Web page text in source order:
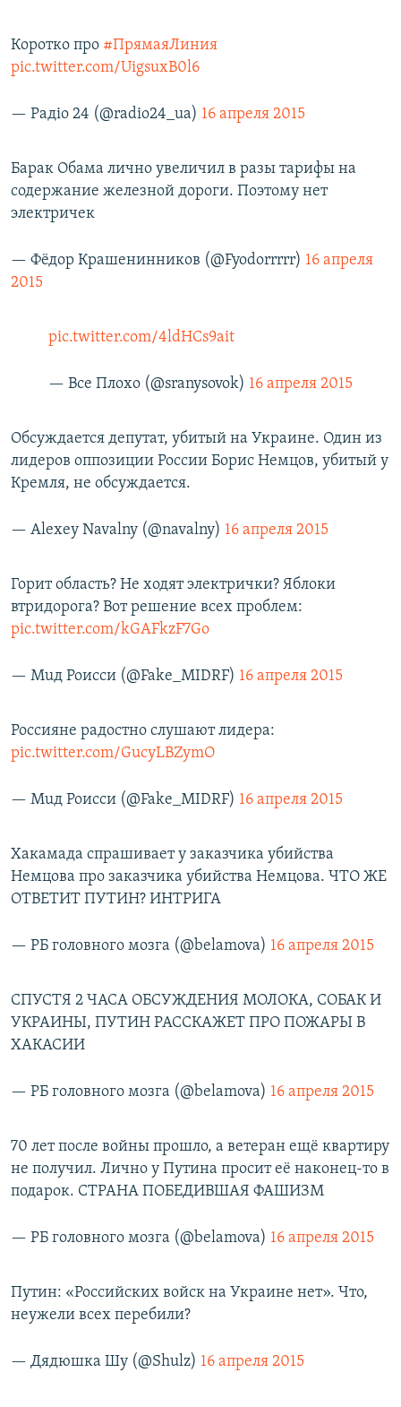
Коротко про #ПрямаяЛиния
pic.twitter.com/UigsuxB0l6
— Радіо 24 (@radio24_ua) 16 апреля 2015
Барак Обама лично увеличил в разы тарифы на
содержание железной дороги. Поэтому нет
электричек
— Фёдор Крашенинников (@Fyodorrrrr) 16 апреля
2015
pic.twitter.com/4ldHCs9ait
— Все Плохо (@sranysovok) 16 апреля 2015
Обсуждается депутат, убитый на Украине. Один из
лидеров оппозиции России Борис Немцов, убитый у
Кремля, не обсуждается.
— Alexey Navalny (@navalny) 16 апреля 2015
Горит область? Не ходят электрички? Яблоки
втридорога? Вот решение всех проблем:
pic.twitter.com/kGAFkzF7Go
— Мuд Роисси (@Fake_MIDRF) 16 апреля 2015
Россияне радостно слушают лидера:
pic.twitter.com/GucyLBZymO
— Мuд Роисси (@Fake_MIDRF) 16 апреля 2015
Хакамада спрашивает у заказчика убийства
Немцова про заказчика убийства Немцова. ЧТО ЖЕ
ОТВЕТИТ ПУТИН? ИНТРИГА
— РБ головного мозга (@belamova) 16 апреля 2015
СПУСТЯ 2 ЧАСА ОБСУЖДЕНИЯ МОЛОКА, СОБАК И
УКРАИНЫ, ПУТИН РАССКАЖЕТ ПРО ПОЖАРЫ В
ХАКАСИИ
— РБ головного мозга (@belamova) 16 апреля 2015
70 лет после войны прошло, а ветеран ещё квартиру
не получил. Лично у Путина просит её наконец-то в
подарок. СТРАНА ПОБЕДИВШАЯ ФАШИЗМ
— РБ головного мозга (@belamova) 16 апреля 2015
Путин: «Российских войск на Украине нет». Что,
неужели всех перебили?
— Дядюшка Шу (@Shulz) 16 апреля 2015